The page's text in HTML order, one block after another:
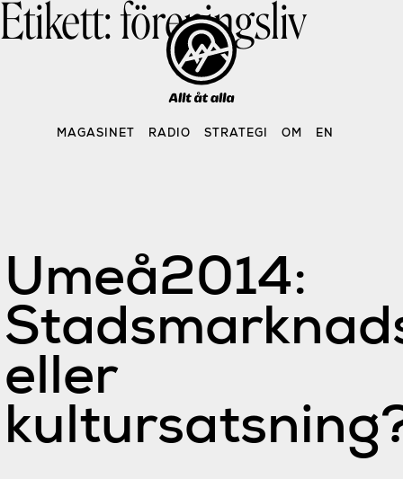
Skip
MAGASINET RADIO STRATEGI OM EN
Etikett:föreningsliv
Umeå2014:
eller